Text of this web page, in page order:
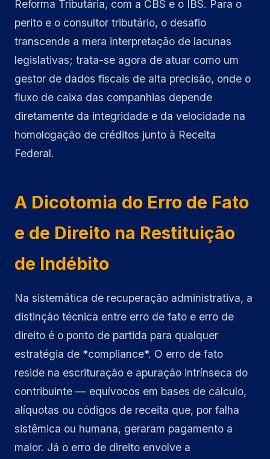
Reforma Tributária, com a CBS e o IBS. Para o
perito e o consultor tributário, o desafio
transcende a mera interpretação de lacunas
legislativas; trata-se agora de atuar como um
gestor de dados fiscais de alta precisão, onde o
fluxo de caixa das companhias depende
diretamente da integridade e da velocidade na
homologação de créditos junto à Receita
Federal.
A Dicotomia do Erro de Fato
e de Direito na Restituição
de Indébito
Na sistemática de recuperação administrativa, a
distinção técnica entre erro de fato e erro de
direito é o ponto de partida para qualquer
estratégia de *compliance*. O erro de fato
reside na escrituração e apuração intrínseca do
contribuinte — equívocos em bases de cálculo,
alíquotas ou códigos de receita que, por falha
sistêmica ou humana, geraram pagamento a
maior. Já o erro de direito envolve a